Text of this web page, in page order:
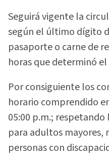
Seguirá vigente la
según el último dígito
pasaporte o carne de
horas que determinó
Por consiguiente los
horario comprendido
05:00 p.m.;
para adultos mayores,
personas con